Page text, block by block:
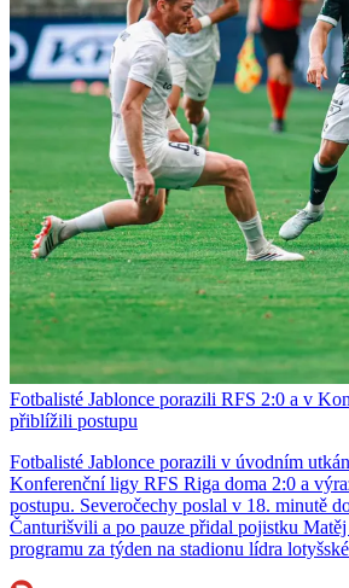
Fotbalisté Jablonce porazili RFS 2:0 a v
přiblížili postupu
Fotbalisté Jablonce porazili v úvodním
Konferenční ligy RFS Riga doma 2:0 a
postupu. Severočechy poslal v 18. minutě
Čanturišvili a po pauze přidal pojistku
programu za týden na stadionu lídra